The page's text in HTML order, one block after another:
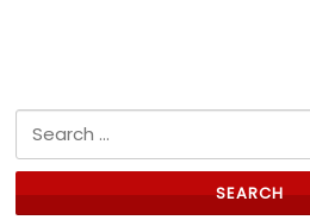
Search for: